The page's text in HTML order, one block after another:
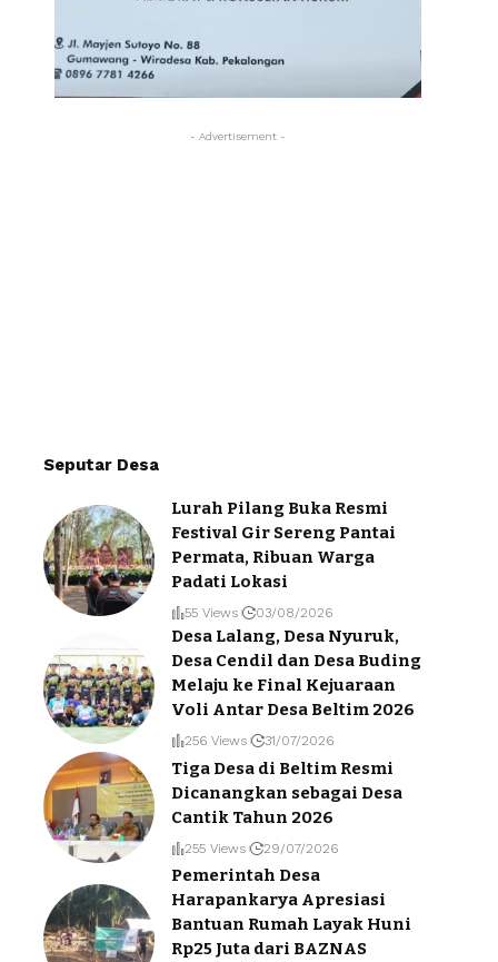
- Advertisement -
Seputar Desa
Lurah Pilang Buka Resmi
Festival Gir Sereng Pantai
Permata, Ribuan Warga
Padati Lokasi
55 Views 03/08/2026
Desa Lalang, Desa Nyuruk,
Desa Cendil dan Desa Buding
Melaju ke Final Kejuaraan
Voli Antar Desa Beltim 2026
256 Views 31/07/2026
Tiga Desa di Beltim Resmi
Dicanangkan sebagai Desa
Cantik Tahun 2026
255 Views 29/07/2026
Pemerintah Desa
Harapankarya Apresiasi
Bantuan Rumah Layak Huni
Rp25 Juta dari BAZNAS